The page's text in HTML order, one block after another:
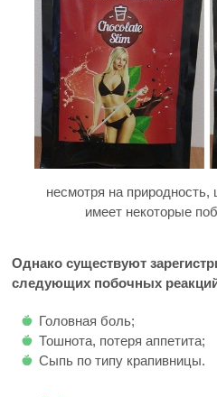
несмотря на
имеет некоторые
Однако существуют
следующих побочных
Головная боль;
Тошнота, потеря аппетита;
Сыпь по типу крапивницы.